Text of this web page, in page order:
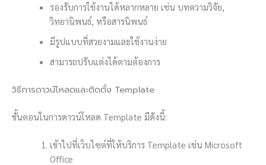
รองรับการใช้งานได้หลากหลาย เช่น บทความวิจัย,
วิทยานิพนธ์, หรือสารนิพนธ์
มีรูปแบบที่สวยงามและใช้งานง่าย
สามารถปรับแต่งได้ตามต้องการ
วิธีการดาวน์โหลดและติดตั้ง Template
ขั้นตอนในการดาวน์โหลด Template มีดังนี้:
เข้าไปที่เว็บไซต์ที่ให้บริการ Template เช่น Microsoft
Office